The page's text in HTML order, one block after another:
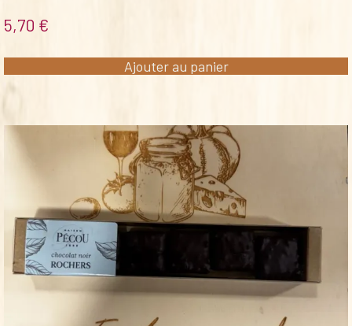
5,70 €
Ajouter au panier